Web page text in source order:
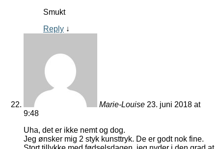
Smukt
Reply ↓
Marie-Louise 23. juni 2018 at
9:48
Uha, det er ikke nemt og dog.
Jeg ønsker mig 2 styk kunsttryk. De er godt nok fine.